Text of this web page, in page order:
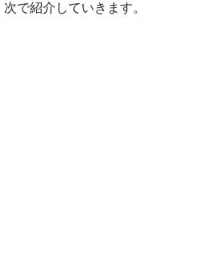
で紹介していきます。